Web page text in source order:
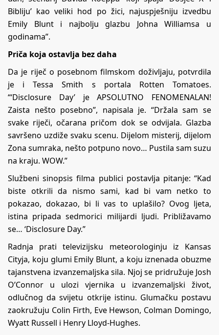
Bibliju’ kao veliki hod po žici, najuspješniju izvedbu
Emily Blunt i najbolju glazbu Johna Williamsa u
godinama”.
Priča koja ostavlja bez daha
Da je riječ o posebnom filmskom doživljaju, potvrdila
je i Tessa Smith s portala Rotten Tomatoes.
“‘Disclosure Day’ je APSOLUTNO FENOMENALAN!
Zaista nešto posebno”, napisala je. “Držala sam se
svake riječi, očarana pričom dok se odvijala. Glazba
savršeno uzdiže svaku scenu. Dijelom misterij, dijelom
Zona sumraka, nešto potpuno novo… Pustila sam suzu
na kraju. WOW.”
Službeni sinopsis filma publici postavlja pitanje: “Kad
biste otkrili da nismo sami, kad bi vam netko to
pokazao, dokazao, bi li vas to uplašilo? Ovog ljeta,
istina pripada sedmorici milijardi ljudi. Približavamo
se… ‘Disclosure Day.”
Radnja prati televizijsku meteorologinju iz Kansas
Cityja, koju glumi Emily Blunt, a koju iznenada obuzme
tajanstvena izvanzemaljska sila. Njoj se pridružuje Josh
O’Connor u ulozi vjernika u izvanzemaljski život,
odlučnog da svijetu otkrije istinu. Glumačku postavu
zaokružuju Colin Firth, Eve Hewson, Colman Domingo,
Wyatt Russell i Henry Lloyd-Hughes.